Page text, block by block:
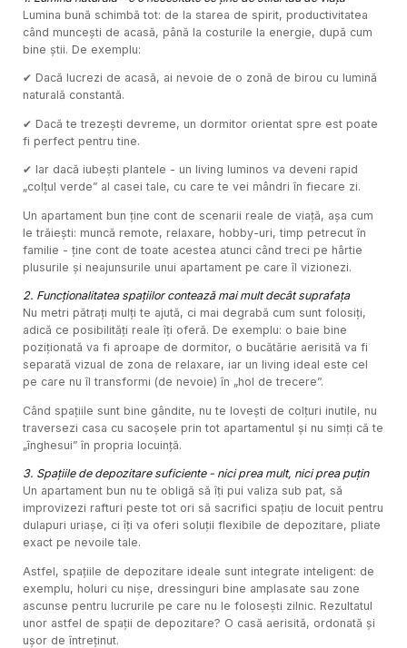
Lumina bună schimbă tot: de la starea de spirit, productivitatea
când muncești de acasă, până la costurile la energie, după cum
bine știi. De exemplu:
✔ Dacă lucrezi de acasă, ai nevoie de o zonă de birou cu lumină
naturală constantă.
✔ Dacă te trezești devreme, un dormitor orientat spre est poate
fi perfect pentru tine.
✔ Iar dacă iubești plantele - un living luminos va deveni rapid
„colțul verde” al casei tale, cu care te vei mândri în fiecare zi.
Un apartament bun ține cont de scenarii reale de viață, așa cum
le trăiești: muncă remote, relaxare, hobby-uri, timp petrecut în
familie - ține cont de toate acestea atunci când treci pe hârtie
plusurile și neajunsurile unui apartament pe care îl vizionezi.
2. Funcționalitatea spațiilor contează mai mult decât suprafața
Nu metri pătrați mulți te ajută, ci mai degrabă cum sunt folosiți,
adică ce posibilități reale îți oferă. De exemplu: o baie bine
poziționată va fi aproape de dormitor, o bucătărie aerisită va fi
separată vizual de zona de relaxare, iar un living ideal este cel
pe care nu îl transformi (de nevoie) în „hol de trecere”.
Când spațiile sunt bine gândite, nu te lovești de colțuri inutile, nu
traversezi casa cu sacoșele prin tot apartamentul și nu simți că te
„înghesui” în propria locuință.
3. Spațiile de depozitare suficiente - nici prea mult, nici prea puțin
Un apartament bun nu te obligă să îți pui valiza sub pat, să
improvizezi rafturi peste tot ori să sacrifici spațiu de locuit pentru
dulapuri uriașe, ci îți va oferi soluții flexibile de depozitare, pliate
exact pe nevoile tale.
Astfel, spațiile de depozitare ideale sunt integrate inteligent: de
exemplu, holuri cu nișe, dressinguri bine amplasate sau zone
ascunse pentru lucrurile pe care nu le folosești zilnic. Rezultatul
unor astfel de spații de depozitare? O casă aerisită, ordonată și
ușor de întreținut.